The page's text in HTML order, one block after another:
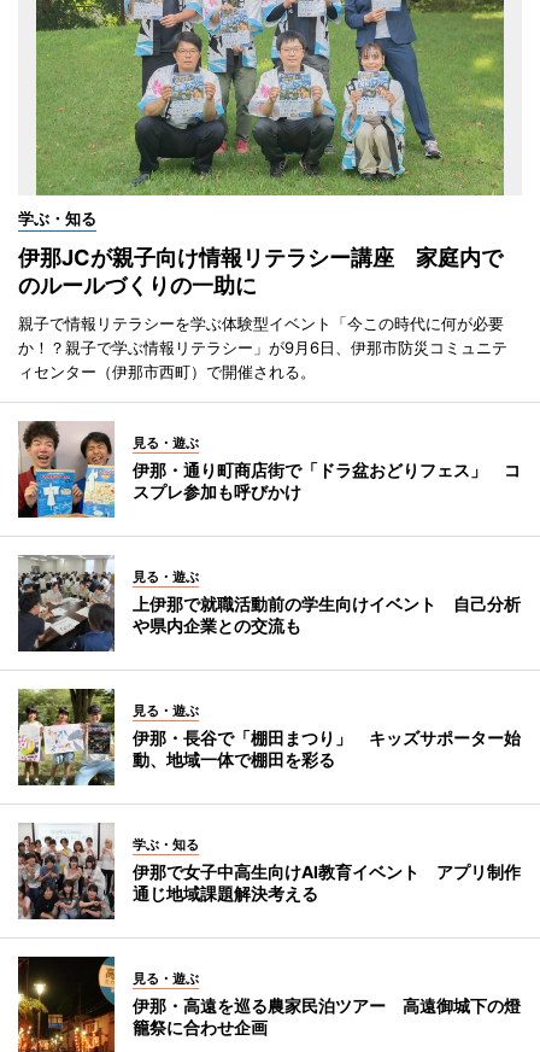
学ぶ・知る
伊那JCが親子向け情報リテラシー講座 家庭内で
のルールづくりの一助に
親子で情報リテラシーを学ぶ体験型イベント「今この時代に何が必要
か！？親子で学ぶ情報リテラシー」が9月6日、伊那市防災コミュニテ
ィセンター（伊那市西町）で開催される。
見る・遊ぶ
伊那・通り町商店街で「ドラ盆おどりフェス」 コ
スプレ参加も呼びかけ
見る・遊ぶ
上伊那で就職活動前の学生向けイベント 自己分析
や県内企業との交流も
見る・遊ぶ
伊那・長谷で「棚田まつり」 キッズサポーター始
動、地域一体で棚田を彩る
学ぶ・知る
伊那で女子中高生向けAI教育イベント アプリ制作
通じ地域課題解決考える
見る・遊ぶ
伊那・高遠を巡る農家民泊ツアー 高遠御城下の燈
籠祭に合わせ企画